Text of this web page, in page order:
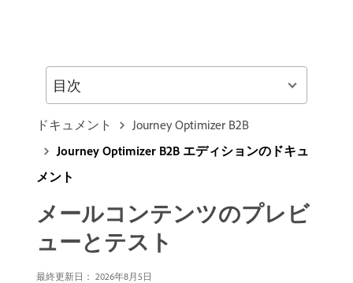
ドキュメント
Journey Optimizer B2B
Journey Optimizer B2B エディションのドキュ
メント
メールコンテンツのプレビ
ューとテスト
最終更新日： 2026年8月5日
目次